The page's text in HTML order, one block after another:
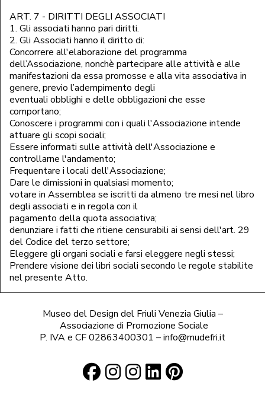
ART. 7 - DIRITTI DEGLI ASSOCIATI
1. Gli associati hanno pari diritti.
2. Gli Associati hanno il diritto di:
Concorrere all'elaborazione del programma
dell’Associazione, nonchè partecipare alle attività e alle
manifestazioni da essa promosse e alla vita associativa in
genere, previo l’adempimento degli
eventuali obblighi e delle obbligazioni che esse
comportano;
Conoscere i programmi con i quali l'Associazione intende
attuare gli scopi sociali;
Essere informati sulle attività dell'Associazione e
controllarne l'andamento;
Frequentare i locali dell'Associazione;
Dare le dimissioni in qualsiasi momento;
votare in Assemblea se iscritti da almeno tre mesi nel libro
degli associati e in regola con il
pagamento della quota associativa;
denunziare i fatti che ritiene censurabili ai sensi dell'art. 29
del Codice del terzo settore;
Eleggere gli organi sociali e farsi eleggere negli stessi;
Prendere visione dei libri sociali secondo le regole stabilite
nel presente Atto.
Museo del Design del Friuli Venezia Giulia –
Associazione di Promozione Sociale
P. IVA e CF 02863400301 – info@mudefri.it